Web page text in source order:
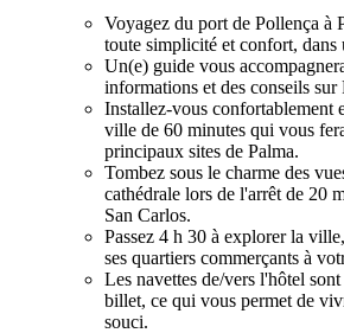
Voyagez du port de Pollença à
toute simplicité et confort, dans
Un(e) guide vous
informations et des conseils sur
Installez-vous confortablement
ville de 60 minutes qui vous
principaux sites de Palma.
Tombez sous le charme des
cathédrale lors de l'arrêt de 20
San Carlos.
Passez 4 h 30 à explorer la
ses quartiers commerçants à
Les navettes de/vers l'hôtel
billet, ce qui vous permet de
souci.